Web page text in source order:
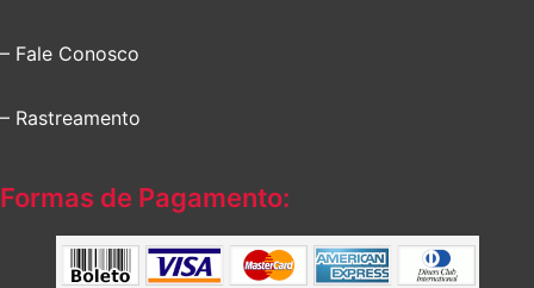
– Fale Conosco
– Rastreamento
Formas de Pagamento: